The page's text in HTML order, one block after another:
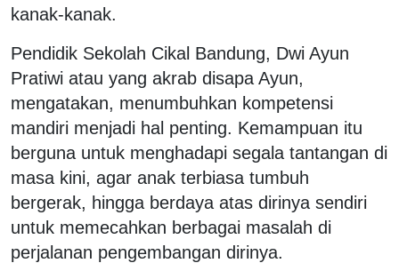
kanak-kanak.
Pendidik Sekolah Cikal Bandung, Dwi Ayun
Pratiwi atau yang akrab disapa Ayun,
mengatakan, menumbuhkan kompetensi
mandiri menjadi hal penting. Kemampuan itu
berguna untuk menghadapi segala tantangan di
masa kini, agar anak terbiasa tumbuh
bergerak, hingga berdaya atas dirinya sendiri
untuk memecahkan berbagai masalah di
perjalanan pengembangan dirinya.